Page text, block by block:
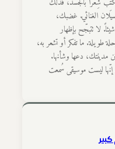
الغنائي. غضبك،
لا تتبجّح بإظهار
طويلة. ما تفكر أو تشعر به،
مدينتك، دعها وشأنها.
ليست موسيقى سُمعت